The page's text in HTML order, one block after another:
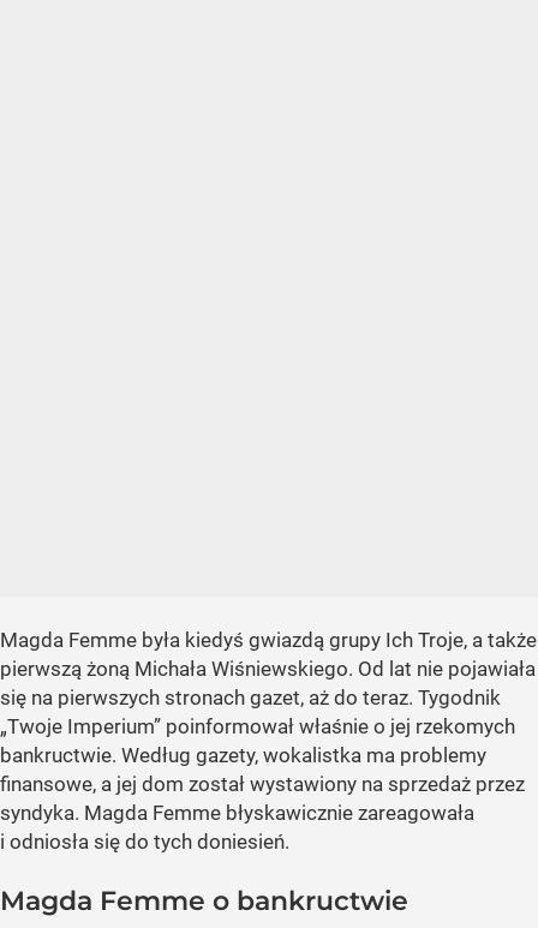
Magda Femme była kiedyś gwiazdą grupy Ich Troje, a także
pierwszą żoną Michała Wiśniewskiego. Od lat nie pojawiała
się na pierwszych stronach gazet, aż do teraz. Tygodnik
„Twoje Imperium” poinformował właśnie o jej rzekomych
bankructwie. Według gazety, wokalistka ma problemy
finansowe, a jej dom został wystawiony na sprzedaż przez
syndyka. Magda Femme błyskawicznie zareagowała
i odniosła się do tych doniesień.
Magda Femme o bankructwie